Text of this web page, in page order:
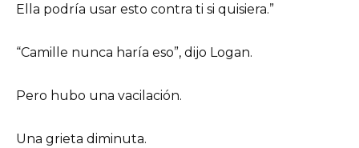
Ella podría usar esto contra ti si quisiera.”
“Camille nunca haría eso”, dijo Logan.
Pero hubo una vacilación.
Una grieta diminuta.